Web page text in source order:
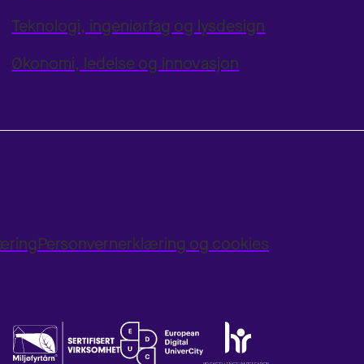
Teknologi, ingeniørfag og lysdesign
Økonomi, ledelse og innovasjon
Personvernerklæring og cookies